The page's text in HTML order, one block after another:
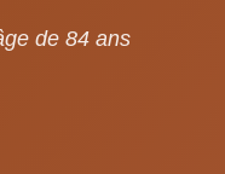
de 84 ans